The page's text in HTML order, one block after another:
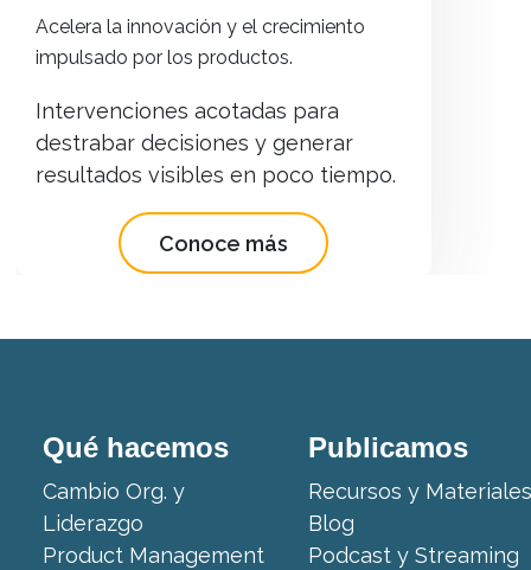
innovación y el crecimiento
por los productos.
acotadas para
decisiones y generar
visibles en poco tiempo.
Conoce más
Qué hacemos
Cambio Org. y
Liderazgo
Product Management
Publicamos
Recursos y Materiales
Blog
Podcast y Streaming